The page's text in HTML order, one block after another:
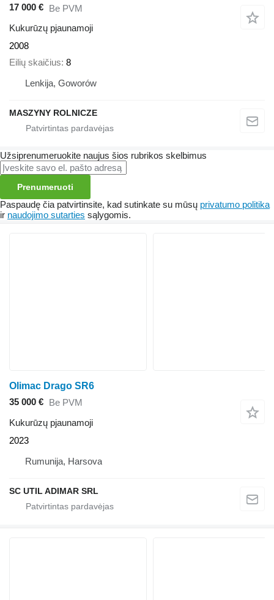
17 000 € Be PVM
Kukurūzų pjaunamoji
2008
Eilių skaičius 8
Lenkija, Goworów
MASZYNY ROLNICZE
Užsiprenumeruokite naujus šios rubrikos skelbimus
Prenumeruoti
Paspaudę čia patvirtinsite, kad sutinkate su mūsų privatumo politika
ir naudojimo sutarties sąlygomis.
Olimac Drago SR6
35 000 € Be PVM
Kukurūzų pjaunamoji
2023
Rumunija, Harsova
SC UTIL ADIMAR SRL